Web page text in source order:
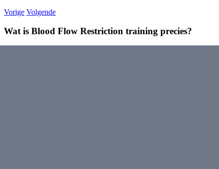
Vorige Volgende
Wat is Blood Flow Restriction training precies?